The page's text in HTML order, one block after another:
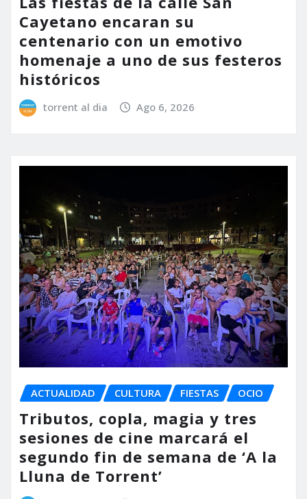
Cayetano encaran su
centenario con un emotivo
homenaje a uno de sus festeros
históricos
torrent al dia Ago 6, 2026
ACTUALIDAD CULTURA FIESTAS OCIO
Tributos, copla, magia y tres
sesiones de cine marcará el
segundo fin de semana de ‘A la
Lluna de Torrent’